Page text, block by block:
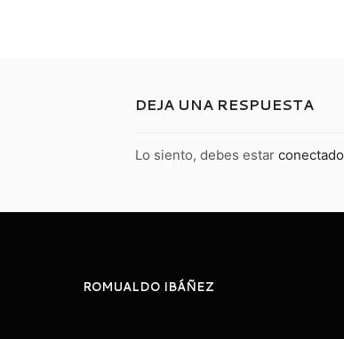
DEJA UNA RESPUESTA
Lo siento, debes estar conectado
ROMUALDO IBÁÑEZ